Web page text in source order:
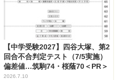
【中学受験2027】四谷大塚、第2
回合不合判定テスト（7/5実施）
偏差値…筑駒74・桜蔭70＜PR＞
2026.7.10